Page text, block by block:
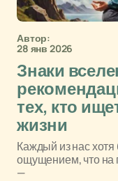
Автор:
28 янв 2026
Знаки
тех, кто
жизни
Каждый из нас
ощущением, что на
—